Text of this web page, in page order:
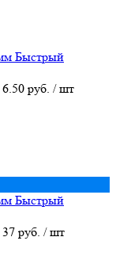
Быстрый
6.50 руб. / шт
Быстрый
37 руб. / шт